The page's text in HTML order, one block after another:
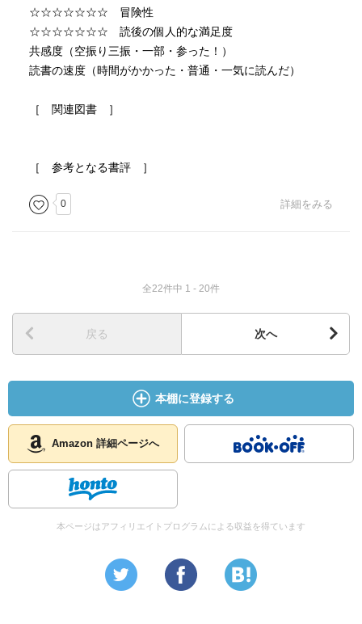
☆☆☆☆☆☆☆ 冒険性
☆☆☆☆☆☆☆ 読後の個人的な満足度
共感度（空振り三振・一部・参った！）
読書の速度（時間がかかった・普通・一気に読んだ）
［ 関連図書 ］
［ 参考となる書評 ］
0 詳細をみる
全22件中 1 - 20件
戻る 次へ
本棚に登録する
Amazon 詳細ページへ
本ページはアフィリエイトプログラムによる収益を得ています